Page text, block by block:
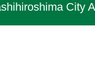
City